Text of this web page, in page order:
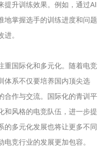
提升训练效果。例如，通过AI
地掌握选手的训练进度和问题
。
重国际化和多元化。随着电竞
体系不仅要培养国内顶尖选
合作与交流。国际化的青训平
和风格的电竞队伍，进一步提
的多元化发展也将让更多不同
竞行业的发展更加包容。